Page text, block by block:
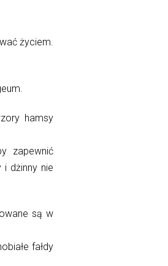
życiem.
hamsy
zapewnić
dżinny nie
są w
fałdy